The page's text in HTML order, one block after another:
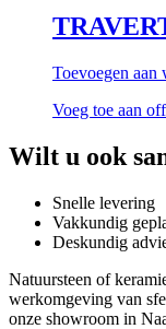
Toevoegen aan
Voeg toe aan
Wilt u ook
Snelle levering
Vakkundig
Deskundig
Natuursteen of
werkomgeving van
onze showroom in